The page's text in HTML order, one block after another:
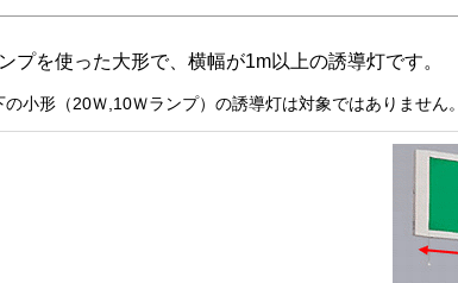
プを使った大形で、横幅が1m以上の誘導灯です。
小形（20Ｗ,10Ｗランプ）の誘導灯は対象ではありません。